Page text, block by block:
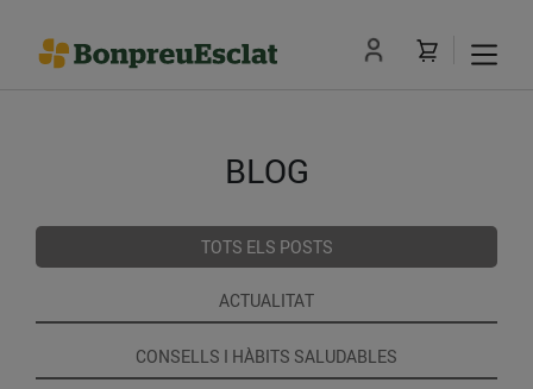
BLOG
TOTS ELS POSTS
ACTUALITAT
CONSELLS I HÀBITS SALUDABLES